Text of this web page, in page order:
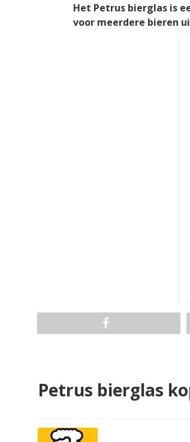
Het Petrus bierglas is
voor meerdere bieren
Petrus bierglas